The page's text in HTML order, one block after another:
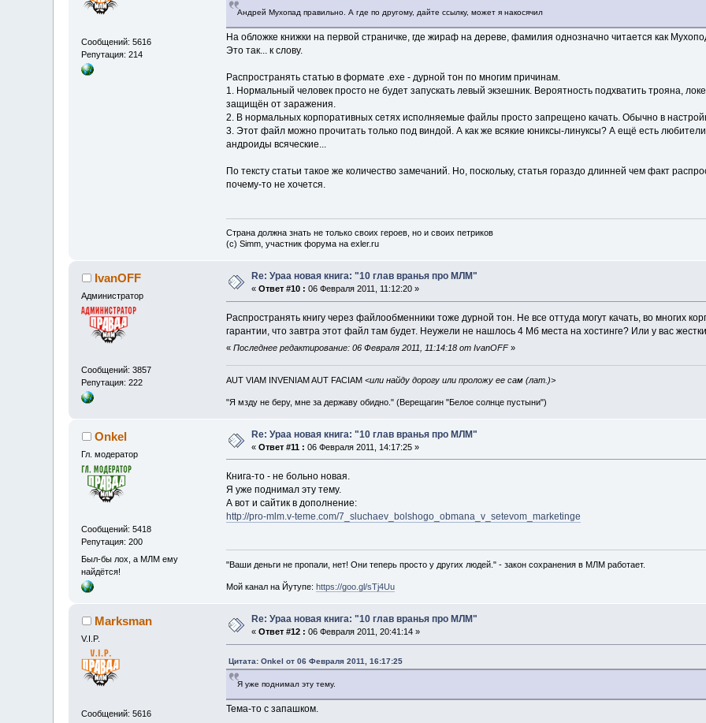
Сообщений: 5616
Репутация: 214
Андрей Мухопад правильно. А где по другому, дайте ссылку, может я накосячил
На обложке книжки на первой страничке, где жираф на дереве, фамилия однозначно читается как
Это так... к слову.
Распространять статью в формате .exe - дурной тон по многим причинам.
1. Нормальный человек просто не будет запускать левый экзешник. Вероятность подхватить трояна,
защищён от заражения.
2. В нормальных корпоративных сетях исполняемые файлы просто запрещено качать. Обычно в
3. Этот файл можно прочитать только под виндой. А как же всякие юниксы-линуксы? А ещё есть
андроиды всяческие...
По тексту статьи такое же количество замечаний. Но, поскольку, статья гораздо длинней чем факт
почему-то не хочется.
Страна должна знать не только своих героев, но и своих петриков
(c) Simm, участник форума на exler.ru
IvanOFF
Администратор
Сообщений: 3857
Репутация: 222
Re: Ураа новая книга: "10 глав вранья про МЛМ"
«Ответ #10 : 06 Февраля 2011, 11:12:20 »
Распространять книгу через файлообменники тоже дурной тон. Не все оттуда могут качать, во многих
гарантии, что завтра этот файл там будет. Неужели не нашлось 4 Мб места на хостинге? Или у вас
« Последнее редактирование: 06 Февраля 2011, 11:14:18 от IvanOFF»
AUT VIAM INVENIAM AUT FACIAM <или найду дорогу или проложу ее сам (лат.)>
"Я мзду не беру, мне за державу обидно." (Верещагин "Белое солнце пустыни")
Onkel
Гл. модератор
Сообщений: 5418
Репутация: 200
Был-бы лох, а МЛМ ему
найдётся!
Re: Ураа новая книга: "10 глав вранья про МЛМ"
«Ответ #11 : 06 Февраля 2011, 14:17:25 »
Книга-то - не больно новая.
Я уже поднимал эту тему.
А вот и сайтик в дополнение:
http://pro-mlm.v-teme.com/7_sluchaev_bolshogo_obmana_v_setevom_marketinge
"Ваши деньги не пропали, нет! Они теперь просто у других людей." - закон сохранения в МЛМ работает.
Мой канал на Йутупе: https://goo.gl/sTj4Uu
Marksman
V.I.P.
Сообщений: 5616
Re: Ураа новая книга: "10 глав вранья про МЛМ"
«Ответ #12 : 06 Февраля 2011, 20:41:14 »
Цитата: Onkel от 06 Февраля 2011, 16:17:25
Я уже поднимал эту тему.
Тема-то с запашком.